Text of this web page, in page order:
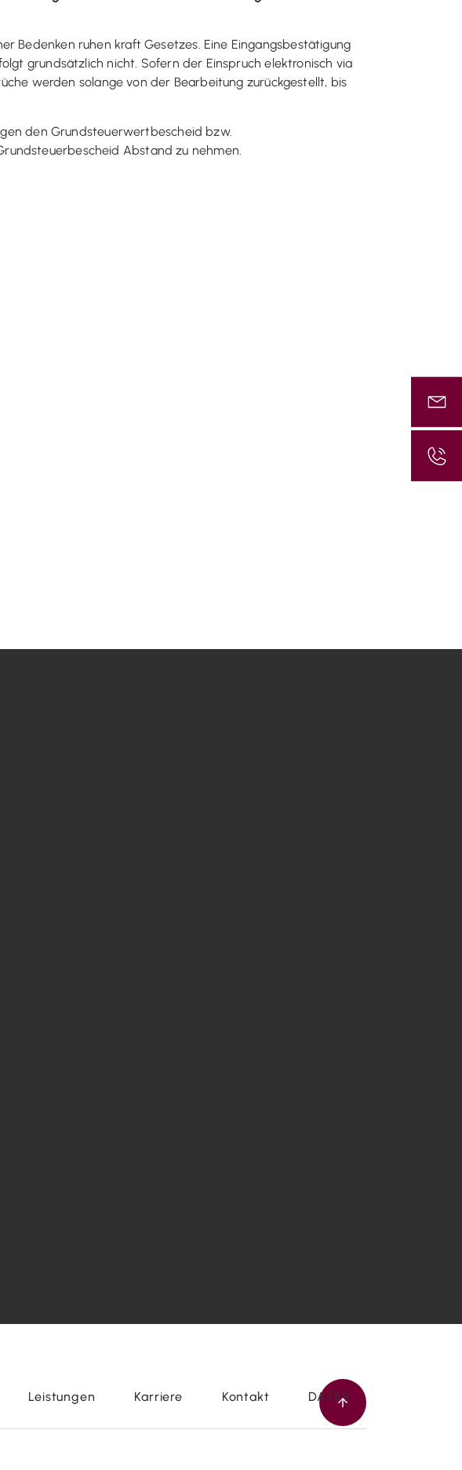
Bedenken ruhen kraft Gesetzes. Eine Eingangsbestätigung
grundsätzlich nicht. Sofern der Einspruch elektronisch via
werden solange von der Bearbeitung zurückgestellt, bis
den Grundsteuerwertbescheid bzw.
Abstand zu nehmen.
Leistungen Karriere Kontakt DATEV